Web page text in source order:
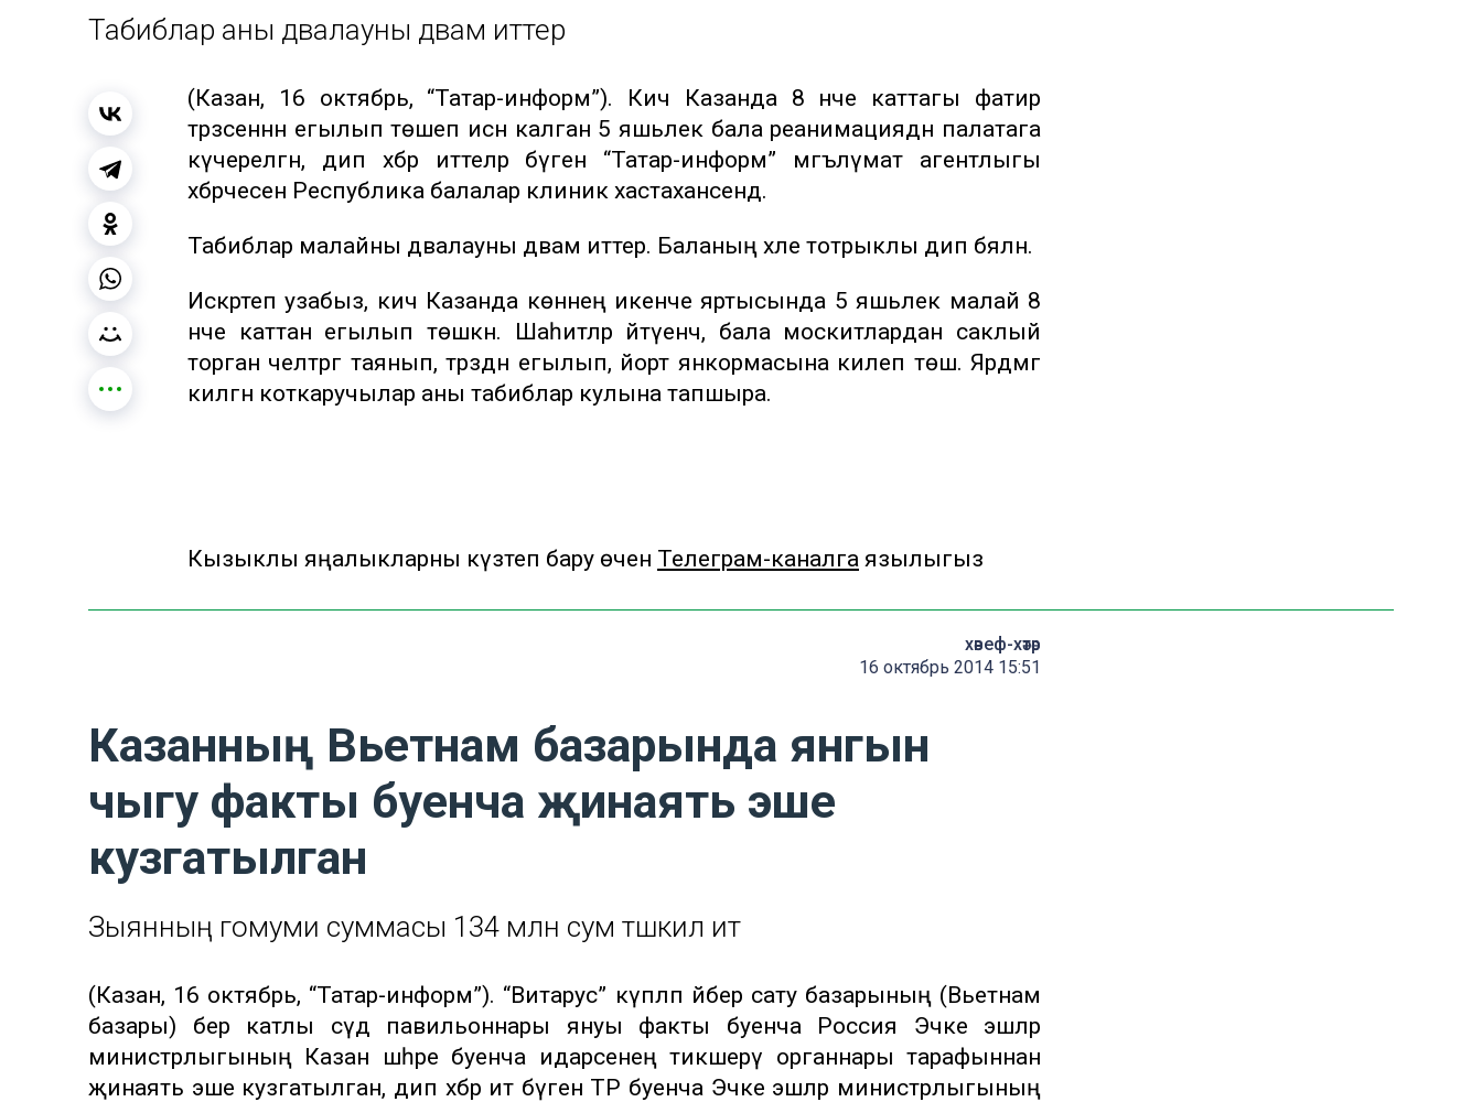
Табиблар аны дәвалауны дәвам иттерә
(Казан, 16 октябрь, “Татар-информ”). Кичә Казанда 8 нче каттагы фатир
тәрәзәсеннән егылып төшеп исән калган 5 яшьлек бала реанимациядән палатага
күчерелгән, дип хәбәр иттеләр бүген “Татар-информ” мәгълүмат агентлыгы
хәбәрчесенә Республика балалар клиник хастаханәсендә.
Табиблар малайны дәвалауны дәвам иттерә. Баланың хәле тотрыклы дип бәяләнә.
Искәртеп узабыз, кичә Казанда көннең икенче яртысында 5 яшьлек малай 8
нче каттан егылып төшкән. Шаһитләр әйтүенчә, бала москитлардан саклый
торган челтәргә таянып, тәрәзәдән егылып, йорт янкормасына килеп төшә. Ярдәмгә
килгән коткаручылар аны табиблар кулына тапшыра.
Кызыклы яңалыкларны күзәтеп бару өчен Телеграм-каналга язылыгыз
хәвеф-хәтәр
16 октябрь 2014 15:51
Казанның Вьетнам базарында янгын
чыгу факты буенча җинаять эше
кузгатылган
Зыянның гомуми суммасы 134 млн сум тәшкил итә
(Казан, 16 октябрь, “Татар-информ”). “Витарус” күпләп әйбер сату базарының (Вьетнам
базары) бер катлы сәүдә павильоннары януы факты буенча Россия Эчке эшләр
министрлыгының Казан шәһәре буенча идарәсенең тикшерү органнары тарафыннан
җинаять эше кузгатылган, дип хәбәр итә бүген ТР буенча Эчке эшләр министрлыгының